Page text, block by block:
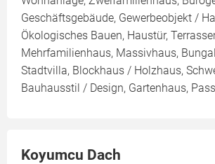
Geschäftsgebäude, Gewerbeobjekt /
Ökologisches Bauen, Haustür,
Mehrfamilienhaus, Massivhaus,
Stadtvilla, Blockhaus / Holzhaus,
Bauhausstil / Design, Gartenhaus,
Koyumcu Dach